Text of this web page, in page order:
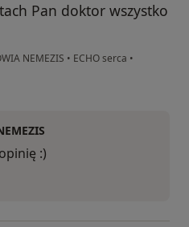
Pan doktor wszystko
NEMEZIS • ECHO serca •
:)